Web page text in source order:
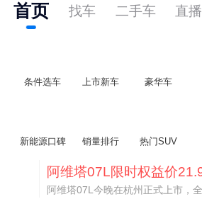
首页 找车 二手车 直播
条件选车 上市新车 豪华车
新能源口碑 销量排行 热门SUV